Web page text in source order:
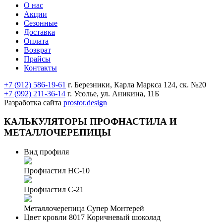
О нас
Акции
Сезонные
Доставка
Оплата
Возврат
Прайсы
Контакты
+7 (912) 586-19-61 г. Березники, Карла Маркса 124, ск. №20
+7 (992) 211-36-14 г. Усолье, ул. Аникина, 11Б
Разработка сайта prostor.design
КАЛЬКУЛЯТОРЫ ПРОФНАСТИЛА И
МЕТАЛЛОЧЕРЕПИЦЫ
Вид профиля
Профнастил НС-10
Профнастил С-21
Металлочерепица Супер Монтерей
Цвет кровли 8017 Коричневый шоколад